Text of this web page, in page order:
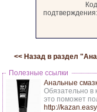
Код
подтверждения:
<< Назад в раздел "
Полезные ссылки
Анальные
Обязательно в
это поможет
http://